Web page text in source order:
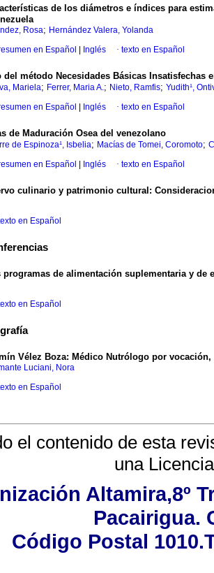
de los diámetros e índices para
Rosa; Hernández Valera, Yolanda
en Español Inglés · texto en Español
del método Necesidades Básicas
Mariela; Ferrer, Maria A.; Nieto, Ramfis; Yudith¹,
en Español Inglés · texto en Español
de Maduración Osea del venezolano
de Espinoza¹, Isbelia; Macías de Tomei, Coromoto;
en Español Inglés · texto en Español
culinario y patrimonio cultural :
en Español
programas de alimentación suplementaria y
en Español
Vélez Boza: Médico Nutrólogo por
Luciani, Nora
en Español
el contenido de esta
una
Altamira,8º
Pacairigua.
Código Postal